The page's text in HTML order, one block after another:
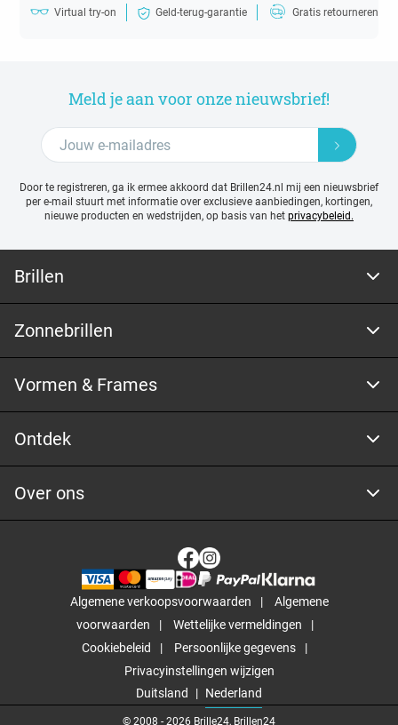
Virtual try-on Geld-terug-garantie Gratis retourneren
Meld je aan voor onze nieuwsbrief!
Door te registreren, ga ik ermee akkoord dat Brillen24.nl mij een nieuwsbrief
per e-mail stuurt met informatie over exclusieve aanbiedingen, kortingen,
nieuwe producten en wedstrijden, op basis van het privacybeleid.
Brillen
Zonnebrillen
Vormen & Frames
Ontdek
Over ons
Algemene verkoopsvoorwaarden
Algemene
voorwaarden
Wettelijke vermeldingen
Cookiebeleid
Persoonlijke gegevens
Privacyinstellingen wijzigen
Duitsland
Nederland
© 2008 - 2026 Brille24, Brillen24